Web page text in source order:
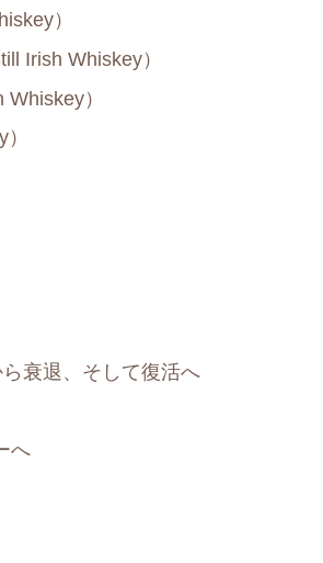
）
Irish Whiskey）
）
衰退、そして復活へ
へ